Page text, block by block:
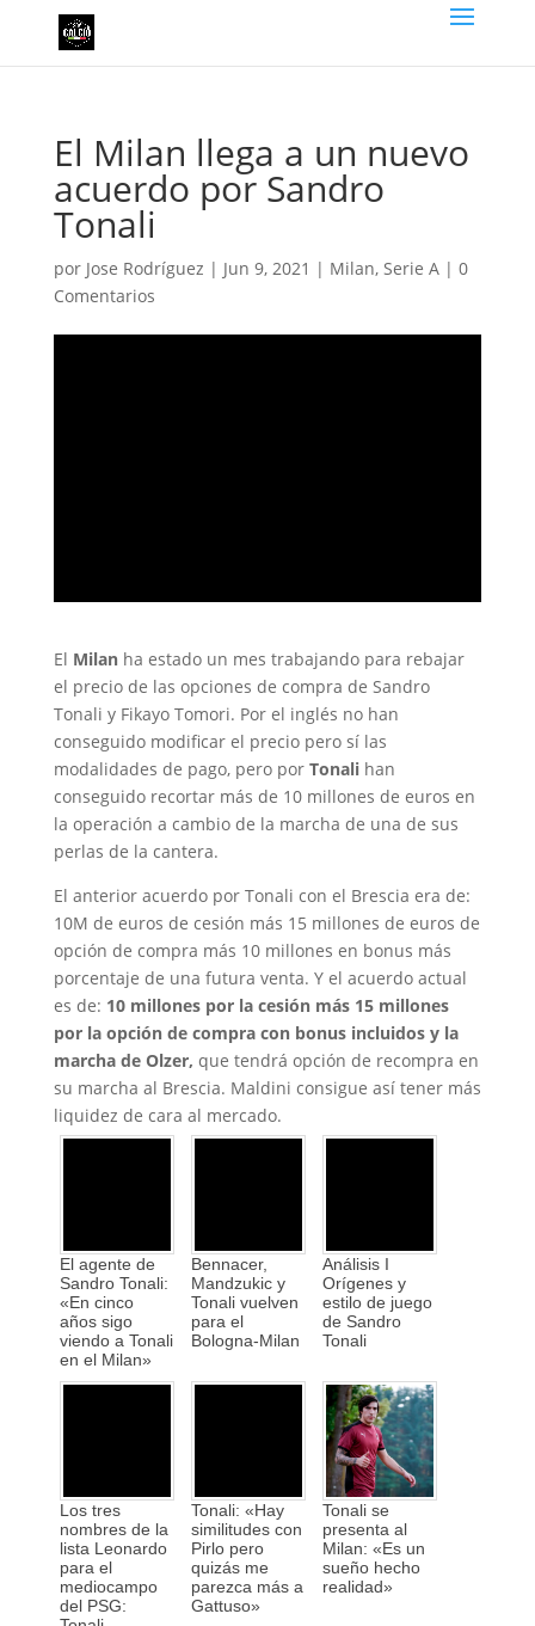
El Milan llega a un nuevo
acuerdo por Sandro
Tonali
por Jose Rodríguez | Jun 9, 2021 | Milan, Serie A| 0
Comentarios
El Milanha estado un mes trabajando para rebajar
el precio de las opciones de compra de Sandro
Tonali y Fikayo Tomori. Por el inglés no han
conseguido modificar el precio pero sí las
modalidades de pago, pero por Tonalihan
conseguido recortar más de 10 millones de euros en
la operación a cambio de la marcha de una de sus
perlas de la cantera.
El anterior acuerdo por Tonali con el Brescia era de:
10M de euros de cesión más 15 millones de euros de
opción de compra más 10 millones en bonus más
porcentaje de una futura venta. Y el acuerdo actual
es de: 10 millones por la cesión más 15 millones
por la opción de compra con bonus incluidos y la
marcha de Olzer, que tendrá opción de recompra en
su marcha al Brescia. Maldini consigue así tener más
liquidez de cara al mercado.
El agente de
Sandro Tonali:
«En cinco
años sigo
viendo a Tonali
en el Milan»
Bennacer,
Mandzukic y
Tonali vuelven
para el
Bologna-Milan
Análisis I
Orígenes y
estilo de juego
de Sandro
Tonali
Los tres
nombres de la
lista Leonardo
para el
mediocampo
del PSG:
Tonali: «Hay
similitudes con
Pirlo pero
quizás me
parezca más a
Gattuso»
Tonali se
presenta al
Milan: «Es un
sueño hecho
realidad»